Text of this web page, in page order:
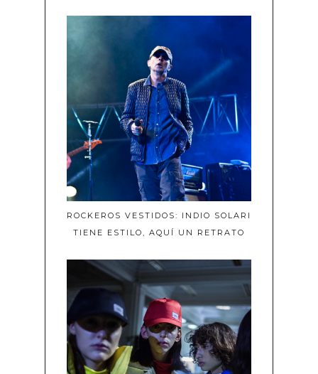
ROCKEROS VESTIDOS: INDIO SOLARI
TIENE ESTILO, AQUÍ UN RETRATO